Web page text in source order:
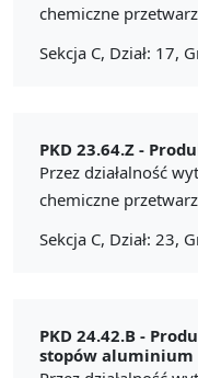
chemiczne
Sekcja C, Dział: 17,
PKD 23.64.Z -
Przez działalność
chemiczne
Sekcja C, Dział: 23,
PKD 24.42.B -
stopów aluminium